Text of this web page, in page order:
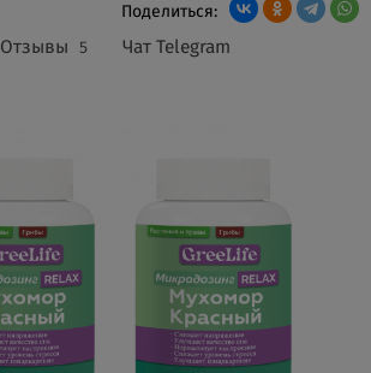
Поделиться:
Отзывы 5 Чат Telegram